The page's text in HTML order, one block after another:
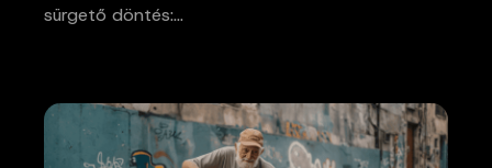
sürgető döntés:…